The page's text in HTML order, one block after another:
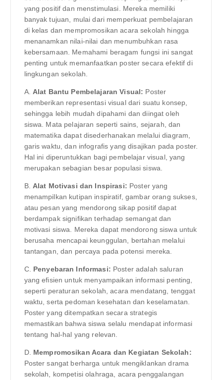
yang positif dan menstimulasi. Mereka memiliki
banyak tujuan, mulai dari memperkuat pembelajaran
di kelas dan mempromosikan acara sekolah hingga
menanamkan nilai-nilai dan menumbuhkan rasa
kebersamaan. Memahami beragam fungsi ini sangat
penting untuk memanfaatkan poster secara efektif di
lingkungan sekolah.
A. Alat Bantu Pembelajaran Visual: Poster
memberikan representasi visual dari suatu konsep,
sehingga lebih mudah dipahami dan diingat oleh
siswa. Mata pelajaran seperti sains, sejarah, dan
matematika dapat disederhanakan melalui diagram,
garis waktu, dan infografis yang disajikan pada poster.
Hal ini diperuntukkan bagi pembelajar visual, yang
merupakan sebagian besar populasi siswa.
B. Alat Motivasi dan Inspirasi: Poster yang
menampilkan kutipan inspiratif, gambar orang sukses,
atau pesan yang mendorong sikap positif dapat
berdampak signifikan terhadap semangat dan
motivasi siswa. Mereka dapat mendorong siswa untuk
berusaha mencapai keunggulan, bertahan melalui
tantangan, dan percaya pada potensi mereka.
C. Penyebaran Informasi: Poster adalah saluran
yang efisien untuk menyampaikan informasi penting,
seperti peraturan sekolah, acara mendatang, tenggat
waktu, serta pedoman kesehatan dan keselamatan.
Poster yang ditempatkan secara strategis
memastikan bahwa siswa selalu mendapat informasi
tentang hal-hal yang relevan.
D. Mempromosikan Acara dan Kegiatan Sekolah:
Poster sangat berharga untuk mengiklankan drama
sekolah, kompetisi olahraga, acara penggalangan